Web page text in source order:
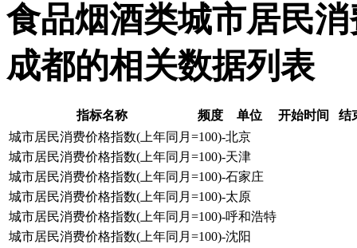
食品烟酒类城市居民
成都的相关数据列表
指标名称 频度 单位 开始时间
结
城市居民消费价格指数(上年同月=100)-北京
城市居民消费价格指数(上年同月=100)-天津
城市居民消费价格指数(上年同月=100)-石家庄
城市居民消费价格指数(上年同月=100)-太原
城市居民消费价格指数(上年同月=100)-呼和浩特
城市居民消费价格指数(上年同月=100)-沈阳